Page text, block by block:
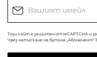
Този сайт е защитен от reCAPTCHA и
Чрез натискане на бутона „Абонамент“